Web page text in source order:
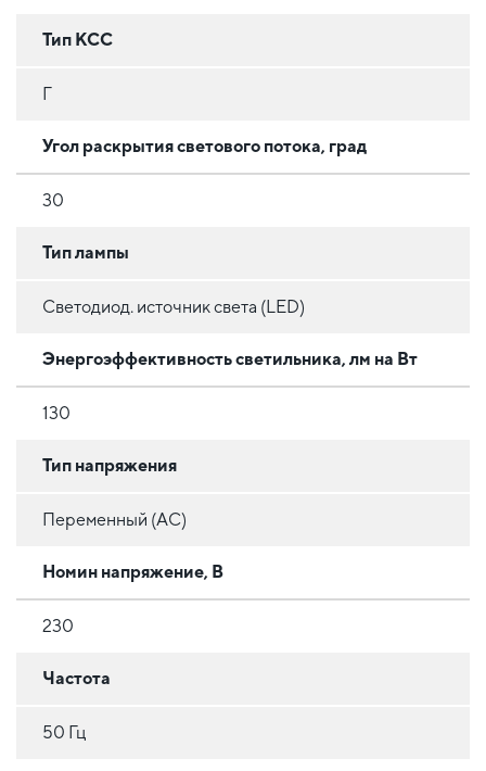
Тип КСС
Г
Угол раскрытия светового потока, град
30
Тип лампы
Светодиод. источник света (LED)
Энергоэффективность светильника, лм на Вт
130
Тип напряжения
Переменный (AC)
Номин напряжение, В
230
Частота
50 Гц